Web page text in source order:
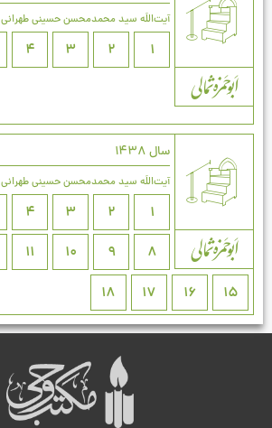
آیت‌اللَه سید محمدمحسن حسینی طهرانی
1
2
3
4
سال 1438
آیت‌اللَه سید محمدمحسن حسینی طهرانی
1
2
3
4
8
9
10
11
15
16
17
18